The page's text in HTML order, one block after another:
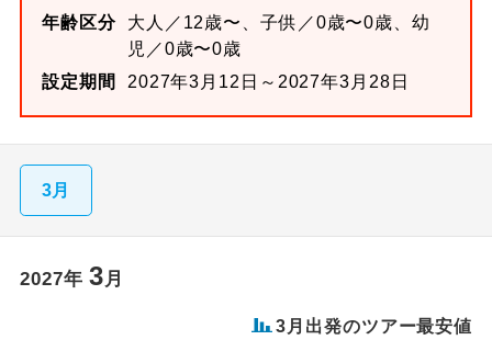
年齢区分
大人／12歳〜、子供／0歳〜0歳、幼
児／0歳〜0歳
設定期間
2027年3月12日～2027年3月28日
3月
2027年 3月
3 月出発のツアー最安値